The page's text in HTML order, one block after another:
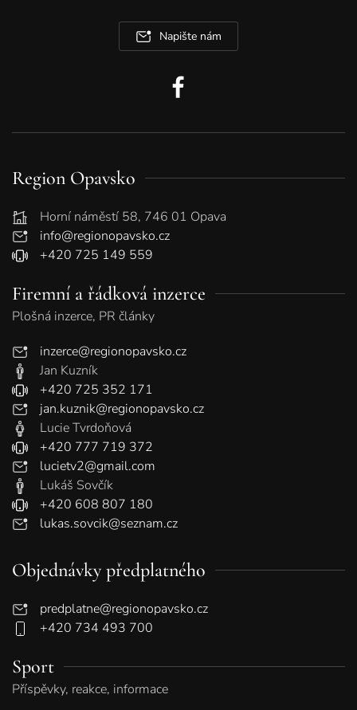
Napište nám
Region Opavsko
Horní náměstí 58, 746 01 Opava
info@regionopavsko.cz
+420 725 149 559
Firemní a řádková inzerce
Plošná inzerce, PR články
inzerce@regionopavsko.cz
Jan Kuzník
+420 725 352 171
jan.kuznik@regionopavsko.cz
Lucie Tvrdoňová
+420 777 719 372
lucietv2@gmail.com
Lukáš Sovčík
+420 608 807 180
lukas.sovcik@seznam.cz
Objednávky předplatného
predplatne@regionopavsko.cz
+420 734 493 700
Sport
Příspěvky, reakce, informace